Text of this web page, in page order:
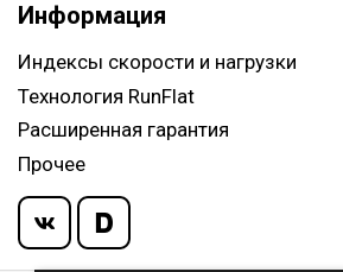
Информация
Индексы скорости и нагрузки
Технология RunFlat
Расширенная гарантия
Прочее